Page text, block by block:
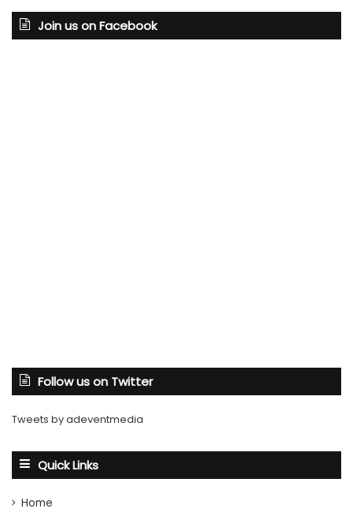
Join us on Facebook
Follow us on Twitter
Tweets by adeventmedia
Quick Links
Home